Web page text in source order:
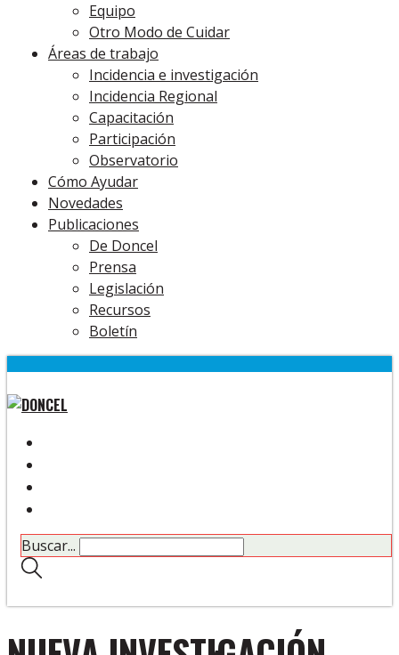
Equipo
Otro Modo de Cuidar
Áreas de trabajo
Incidencia e investigación
Incidencia Regional
Capacitación
Participación
Observatorio
Cómo Ayudar
Novedades
Publicaciones
De Doncel
Prensa
Legislación
Recursos
Boletín
Buscar...